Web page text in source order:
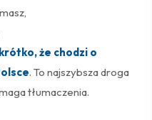
że chodzi o
. To najszybsza droga
tłumaczenia.